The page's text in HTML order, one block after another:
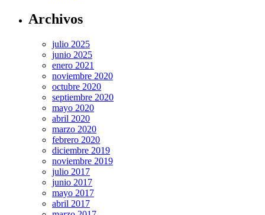
Archivos
julio 2025
junio 2025
enero 2021
noviembre 2020
octubre 2020
septiembre 2020
mayo 2020
abril 2020
marzo 2020
febrero 2020
diciembre 2019
noviembre 2019
julio 2017
junio 2017
mayo 2017
abril 2017